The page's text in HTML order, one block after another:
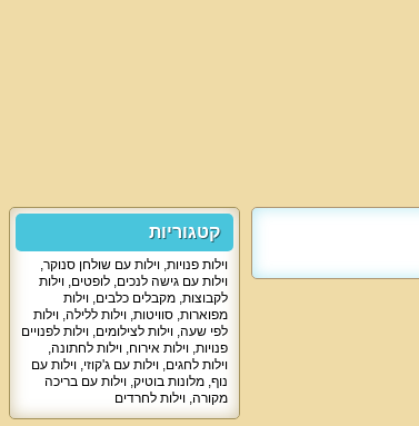
קטגוריות
וילות פנויות, וילות עם שולחן סנוקר,
וילות עם גישה לנכים, לופטים, וילות
לקבוצות, מקבלים כלבים, וילות
מפוארות, סוויטות, וילות ללילה, וילות
לפי שעה, וילות לצילומים, וילות לפנויים
פנויות, וילות אירוח, וילות לחתונה,
וילות לחגים, וילות עם ג'קוזי, וילות עם
נוף, מלונות בוטיק, וילות עם בריכה
מקורה, וילות לחרדים